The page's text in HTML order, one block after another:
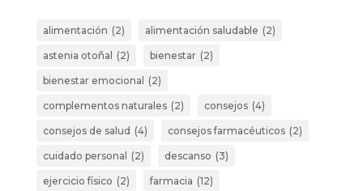
alimentación (2) alimentación saludable (2)
astenia otoñal (2) bienestar (2)
bienestar emocional (2)
complementos naturales (2) consejos (4)
consejos de salud (4) consejos farmacéuticos (2)
cuidado personal (2) descanso (3)
ejercicio físico (2) farmacia (12)